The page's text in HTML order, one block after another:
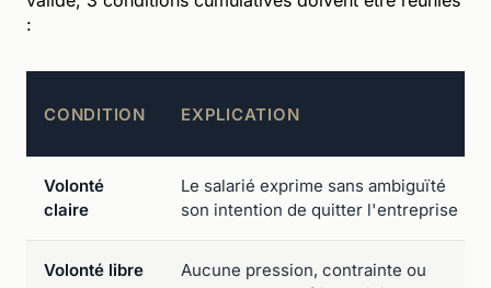
:
CONDITION EXPLICATION
Volonté
claire
Le salarié exprime sans ambiguïté
son intention de quitter l'entreprise
Volonté libre
Aucune pression, contrainte ou